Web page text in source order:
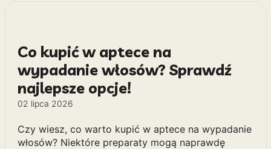
Co kupić w aptece na
wypadanie włosów? Sprawdź
najlepsze opcje!
02 lipca 2026
Czy wiesz, co warto kupić w aptece na wypadanie
włosów? Niektóre preparaty mogą naprawdę